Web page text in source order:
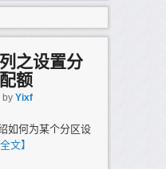
之设置分
额
by Yixf
如何为某个分区设
文】